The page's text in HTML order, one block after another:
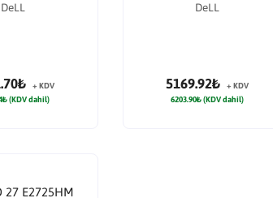
DeLL
+ KDV
(KDV dahil)
DeLL
5169.92₺
+ KDV
6203.90₺ (KDV dahil)